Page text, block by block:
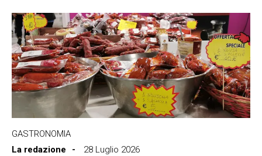
GASTRONOMIA
La redazione
28 Luglio 2026